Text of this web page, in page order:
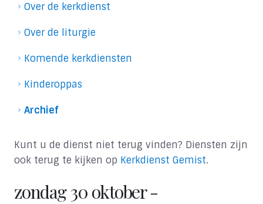
Over de kerkdienst
Over de liturgie
Komende kerkdiensten
Kinderoppas
Archief
Kunt u de dienst niet terug vinden? Diensten zijn
ook terug te kijken op Kerkdienst Gemist.
zondag 30 oktober -